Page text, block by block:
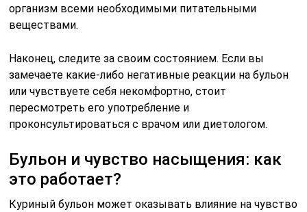
организм всеми необходимыми питательными
веществами.
Наконец, следите за своим состоянием. Если вы
замечаете какие-либо негативные реакции на бульон
или чувствуете себя некомфортно, стоит
пересмотреть его употребление и
проконсультироваться с врачом или диетологом.
Бульон и чувство насыщения: как
это работает?
Куриный бульон может оказывать влияние на чувство